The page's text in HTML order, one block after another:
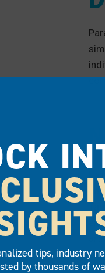
La
tips, industry
by thousands of